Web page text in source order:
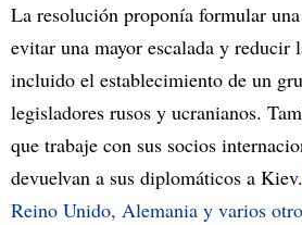
La resolución proponía formular
evitar una mayor escalada y reducir
incluido el establecimiento de un
legisladores rusos y ucranianos.
que trabaje con sus socios
devuelvan a sus diplomáticos a Kiev.
Reino Unido, Alemania y varios